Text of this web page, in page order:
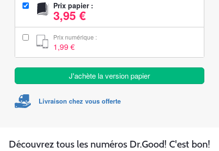
Prix papier :
3,95 €
Prix numérique :
1,99 €
J'achète la version papier
Livraison chez vous offerte
Découvrez tous les numéros Dr.Good! C'est bon!